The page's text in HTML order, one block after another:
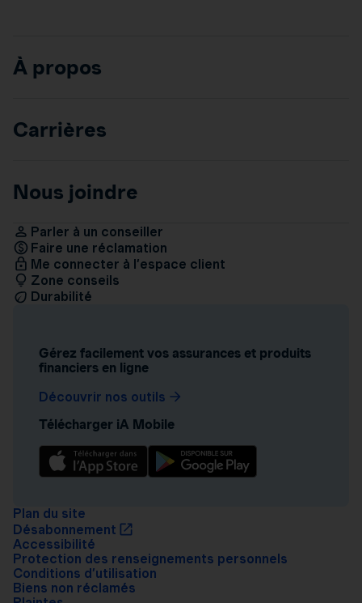
À propos
Carrières
Nous joindre
Parler à un conseiller
Faire une réclamation
Me connecter à l’espace client
Zone conseils
Durabilité
Gérez facilement vos assurances et produits
financiers en ligne
Découvrir nos outils
Télécharger iA Mobile
Plan du site
Désabonnement
Accessibilité
Protection des renseignements personnels
Conditions d’utilisation
Biens non réclamés